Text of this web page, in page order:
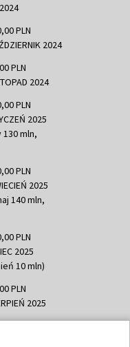
PLN
2024
PLN
2024
PLN
2025
mln,
PLN
2025
140 mln,
PLN
2025
10 mln)
PLN
2025
PLN